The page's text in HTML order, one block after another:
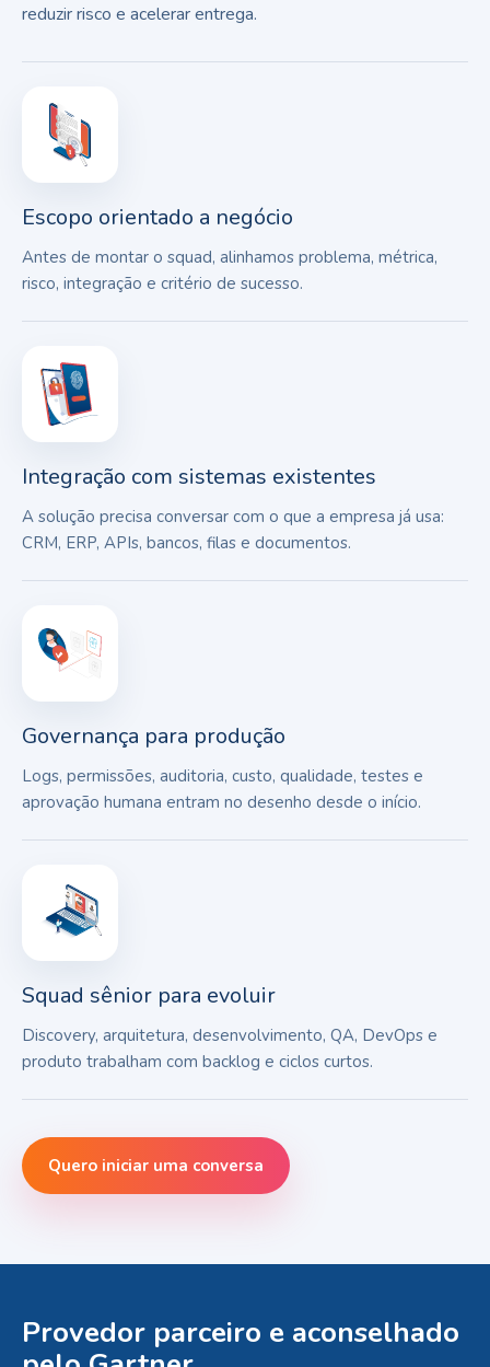
reduzir risco e acelerar entrega.
Escopo orientado a negócio
Antes de montar o squad, alinhamos problema, métrica,
risco, integração e critério de sucesso.
Integração com sistemas existentes
A solução precisa conversar com o que a empresa já usa:
CRM, ERP, APIs, bancos, filas e documentos.
Governança para produção
Logs, permissões, auditoria, custo, qualidade, testes e
aprovação humana entram no desenho desde o início.
Squad sênior para evoluir
Discovery, arquitetura, desenvolvimento, QA, DevOps e
produto trabalham com backlog e ciclos curtos.
Quero iniciar uma conversa
Provedor parceiro e aconselhado